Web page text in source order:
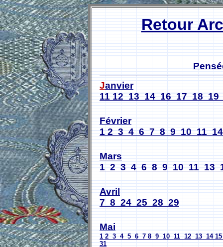
Retour
Janvier
11 12 13 14 16 17 18 19
Février
1 2 3 4 6 7 8 9 10 11 14
Mars
1 2 3 4 6 8 9 10 11 13
Avril
7 8 24 25 28 29
Mai
1 2 3 4 5 6 7 8 9 10 11 12 13 14 15
31